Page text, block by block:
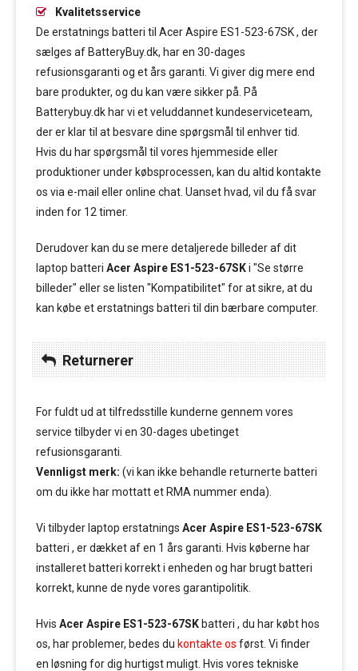
Kvalitetsservice
De erstatnings batteri til Acer Aspire ES1-523-67SK , der
sælges af BatteryBuy.dk, har en 30-dages
refusionsgaranti og et års garanti. Vi giver dig mere end
bare produkter, og du kan være sikker på. På
Batterybuy.dk har vi et veluddannet kundeserviceteam,
der er klar til at besvare dine spørgsmål til enhver tid.
Hvis du har spørgsmål til vores hjemmeside eller
produktioner under købsprocessen, kan du altid kontakte
os via e-mail eller online chat. Uanset hvad, vil du få svar
inden for 12 timer.
Derudover kan du se mere detaljerede billeder af dit
laptop batteri Acer Aspire ES1-523-67SKi "Se større
billeder" eller se listen "Kompatibilitet" for at sikre, at du
kan købe et erstatnings batteri til din bærbare computer.
Returnerer
For fuldt ud at tilfredsstille kunderne gennem vores
service tilbyder vi en 30-dages ubetinget
refusionsgaranti.
Vennligst merk: (vi kan ikke behandle returnerte batteri
om du ikke har mottatt et RMA nummer enda).
Vi tilbyder laptop erstatnings Acer Aspire ES1-523-67SK
batteri , er dækket af en 1 års garanti. Hvis køberne har
installeret batteri korrekt i enheden og har brugt batteri
korrekt, kunne de nyde vores garantipolitik.
Hvis Acer Aspire ES1-523-67SK batteri , du har købt hos
os, har problemer, bedes du kontakte os først. Vi finder
en løsning for dig hurtigst muligt. Hvis vores tekniske